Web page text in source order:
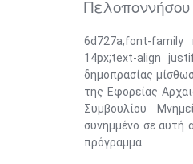
Πελοποννήσου
6d727a;font-family
14px;text-align
δημοπρασίας
της Εφορείας
Συμβουλίου
συνημμένο σε αυτή
πρόγραμμα.